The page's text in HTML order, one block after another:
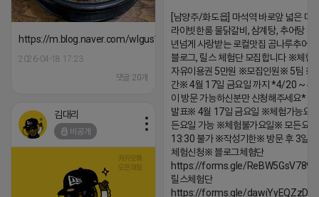
https://m.blog.naver.com/wlgus1647/224253846149
2026-04-18 17:23
댓글:20개
[남양주/화도읍] 마석역 바로앞 넓은 매
라이빗한룸 물닭갈비, 삼계탕, 추어탕 맛
년넘게 사랑받는 로컬맛집 곰나루추어
블로그, 릴스 체험단 모집합니다 ※체험
자유이용권 5만원 ※모집인원※ 5팀 ※
간※ 4월 17일 금요일 까지 *4/20 ~ 4/
이 방문 가능하신분만 신청해주세요* ※
발표※ 4월 17일 금요일 ※체험가능요
든요일 가능 ※체험불가요일※ 모든요
13:30 불가 ※작성기한※ 방문 후 3일
체험신청※ 블로그체험단
https://forms.gle/
릴스체험단
https://forms.gle/
김대리
비공개